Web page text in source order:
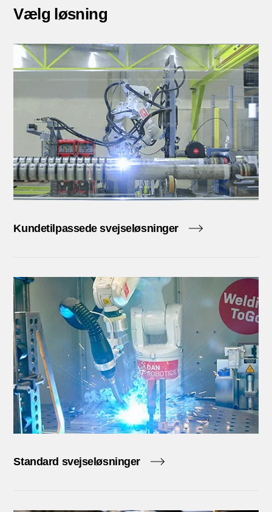
Vælg løsning
Kundetilpassede svejseløsninger
Standard svejseløsninger